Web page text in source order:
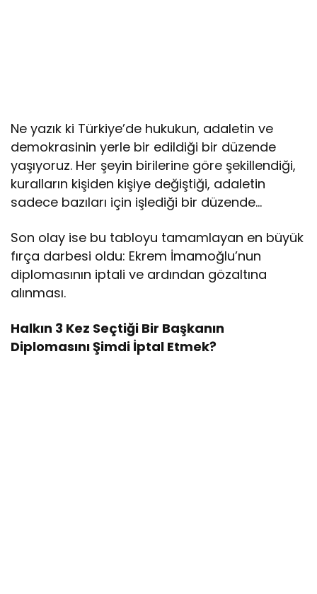
Ne yazık ki Türkiye’de hukukun, adaletin ve
demokrasinin yerle bir edildiği bir düzende
yaşıyoruz. Her şeyin birilerine göre şekillendiği,
kuralların kişiden kişiye değiştiği, adaletin
sadece bazıları için işlediği bir düzende…
Son olay ise bu tabloyu tamamlayan en büyük
fırça darbesi oldu: Ekrem İmamoğlu’nun
diplomasının iptali ve ardından gözaltına
alınması.
Halkın 3 Kez Seçtiği Bir Başkanın
Diplomasını Şimdi İptal Etmek?